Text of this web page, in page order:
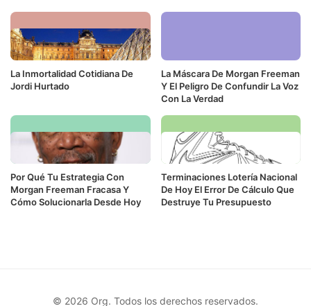
La Inmortalidad Cotidiana De
Jordi Hurtado
La Máscara De Morgan Freeman
Y El Peligro De Confundir La Voz
Con La Verdad
Por Qué Tu Estrategia Con
Morgan Freeman Fracasa Y
Cómo Solucionarla Desde Hoy
Terminaciones Lotería Nacional
De Hoy El Error De Cálculo Que
Destruye Tu Presupuesto
© 2026 Org. Todos los derechos reservados.